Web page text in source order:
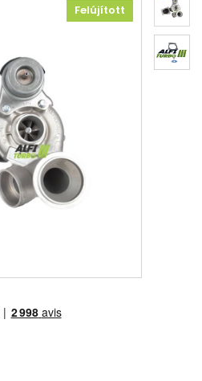
Felújított